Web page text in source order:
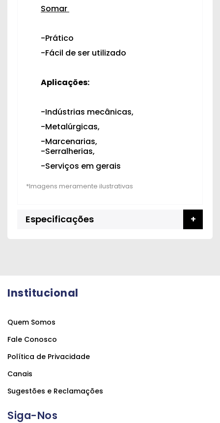
Somar
-Prático
-Fácil de ser utilizado
Aplicações:
-Indústrias mecânicas,
-Metalúrgicas,
-Marcenarias,
-Serralherias,
-Serviços em gerais
Especificações
Institucional
Quem Somos
Fale Conosco
Política de Privacidade
Canais
Sugestões e Reclamações
Siga-Nos